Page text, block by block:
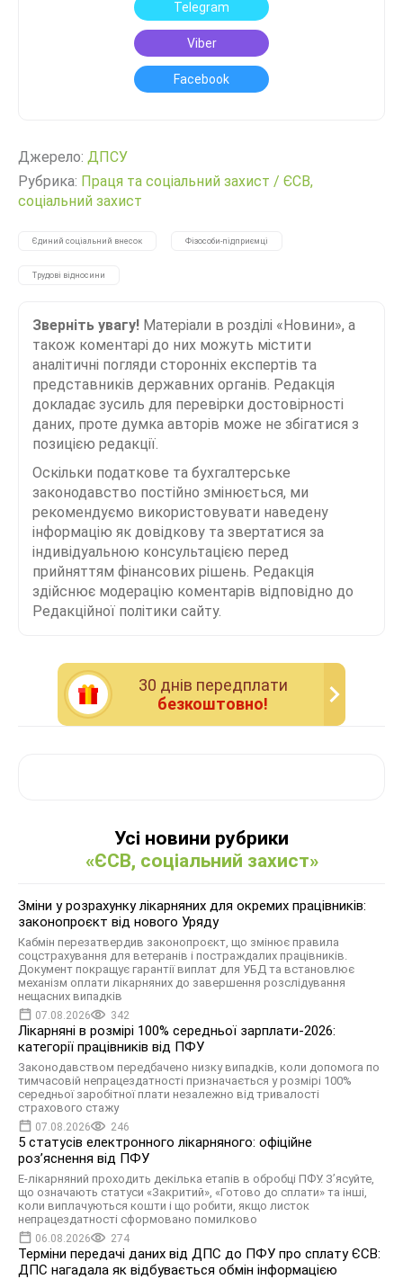
Telegram
Viber
Facebook
Джерело: ДПСУ
Рубрика: Праця та соціальний захист / ЄСВ,
соціальний захист
Єдиний соціальний внесок Фізособи-підприємці
Трудові відносини
Зверніть увагу! Матеріали в розділі «Новини», а
також коментарі до них можуть містити
аналітичні погляди сторонніх експертів та
представників державних органів. Редакція
докладає зусиль для перевірки достовірності
даних, проте думка авторів може не збігатися з
позицією редакції.
Оскільки податкове та бухгалтерське
законодавство постійно змінюється, ми
рекомендуємо використовувати наведену
інформацію як довідкову та звертатися за
індивідуальною консультацією перед
прийняттям фінансових рішень. Редакція
здійснює модерацію коментарів відповідно до
Редакційної політики сайту.
30 днiв передплати
безкоштовно!
Усі новини рубрики
«ЄСВ, соціальний захист»
Зміни у розрахунку лікарняних для окремих працівників:
законопроєкт від нового Уряду
Кабмін перезатвердив законопроєкт, що змінює правила
соцстрахування для ветеранів і постраждалих працівників.
Документ покращує гарантії виплат для УБД та встановлює
механізм оплати лікарняних до завершення розслідування
нещасних випадків
07.08.2026 342
Лікарняні в розмірі 100% середньої зарплати-2026:
категорії працівників від ПФУ
Законодавством передбачено низку випадків, коли допомога по
тимчасовій непрацездатності призначається у розмірі 100%
середньої заробітної плати незалежно від тривалості
страхового стажу
07.08.2026 246
5 статусів електронного лікарняного: офіційне
роз’яснення від ПФУ
Е-лікарняний проходить декілька етапів в обробці ПФУ. З’ясуйте,
що означають статуси «Закритий», «Готово до сплати» та інші,
коли виплачуються кошти і що робити, якщо листок
непрацездатності сформовано помилково
06.08.2026 274
Терміни передачі даних від ДПС до ПФУ про сплату ЄСВ:
ДПС нагадала як відбувається обмін інформацією